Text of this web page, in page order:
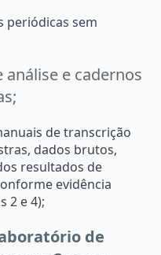
periódicas sem
análise e cadernos
de transcrição
dados brutos,
resultados de
evidência
2 e 4);
de